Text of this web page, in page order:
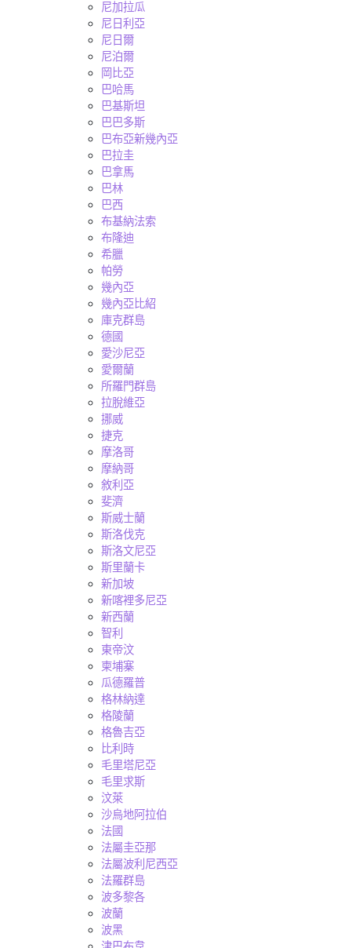
尼加拉瓜
尼日利亞
尼日爾
尼泊爾
岡比亞
巴哈馬
巴基斯坦
巴巴多斯
巴布亞新幾內亞
巴拉圭
巴拿馬
巴林
巴西
布基納法索
布隆迪
希臘
帕勞
幾內亞
幾內亞比紹
庫克群島
德國
愛沙尼亞
愛爾蘭
所羅門群島
拉脫維亞
挪威
捷克
摩洛哥
摩納哥
敘利亞
斐濟
斯威士蘭
斯洛伐克
斯洛文尼亞
斯里蘭卡
新加坡
新喀裡多尼亞
新西蘭
智利
東帝汶
柬埔寨
瓜德羅普
格林納達
格陵蘭
格魯吉亞
比利時
毛里塔尼亞
毛里求斯
汶萊
沙烏地阿拉伯
法國
法屬圭亞那
法屬波利尼西亞
法羅群島
波多黎各
波蘭
波黑